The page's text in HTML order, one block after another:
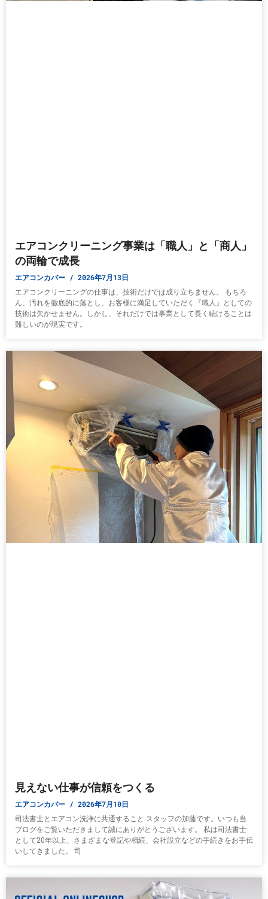
エアコンクリーニング事業は「職人」と「商人」
の両輪で成長
エアコンカバー 2026年7月13日
エアコンクリーニングの仕事は、技術だけでは成り立ちません。 もちろ
ん、汚れを徹底的に落とし、お客様に満足していただく『職人』としての
技術は欠かせません。しかし、それだけでは事業として長く続けることは
難しいのが現実です。
見えない仕事が信頼をつくる
エアコンカバー 2026年7月10日
司法書士とエアコン洗浄に共通すること スタッフの加藤です。いつも当
ブログをご覧いただきまして誠にありがとうございます。 私は司法書士
として20年以上、さまざまな登記や相続、会社設立などの手続きをお手伝
いしてきました。 司